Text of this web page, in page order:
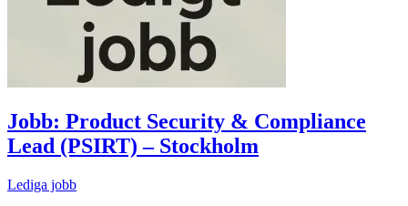
Jobb: Product Security & Compliance
Lead (PSIRT) – Stockholm
Lediga jobb